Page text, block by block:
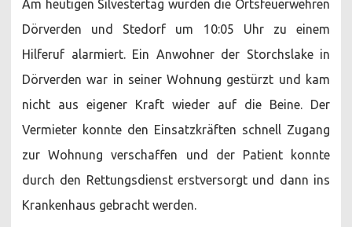
Am heutigen Silvestertag wurden die Ortsfeuerwehren
Dörverden und Stedorf um 10:05 Uhr zu einem
Hilferuf alarmiert. Ein Anwohner der Storchslake in
Dörverden war in seiner Wohnung gestürzt und kam
nicht aus eigener Kraft wieder auf die Beine. Der
Vermieter konnte den Einsatzkräften schnell Zugang
zur Wohnung verschaffen und der Patient konnte
durch den Rettungsdienst erstversorgt und dann ins
Krankenhaus gebracht werden.